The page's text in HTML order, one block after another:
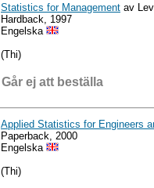
Statistics for Management av
Hardback, 1997
Engelska
(Thi)
Går ej att beställa
Applied Statistics for Engineers
Paperback, 2000
Engelska
(Thi)